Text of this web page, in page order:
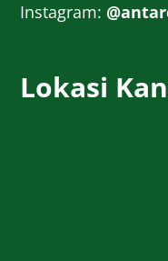
Instagram:
Lokasi